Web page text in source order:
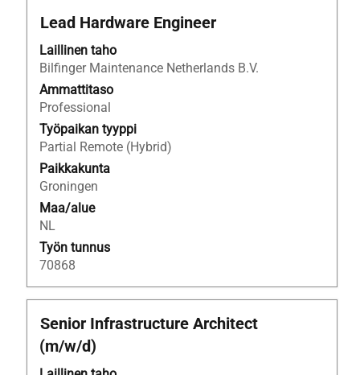
Ammattinimike
Lead Hardware Engineer
Laillinen taho
Bilfinger Maintenance Netherlands B.V.
Ammattitaso
Professional
Työpaikan tyyppi
Partial Remote (Hybrid)
Paikkakunta
Groningen
Maa/alue
NL
Työn tunnus
70868
Valitse
jos
haluat
nähdä
työpaikan
kaikki
tiedot.
Ammattinimike
Senior Infrastructure Architect
(m/w/d)
Valitse
välilyöntinäppäimellä,
jos